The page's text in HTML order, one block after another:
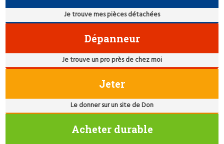
Je trouve mes pièces détachées
Dépanneur
Je trouve un pro près de chez moi
Jeter
Le donner sur un site de Don
Acheter durable